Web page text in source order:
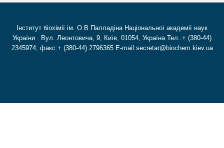
Інститут біохімії ім. О.В Палладіна Національної академії наук
України Вул. Леонтовича, 9, Київ, 01054, Україна Тел.:+ (380-44)
2345974; факс:+ (380-44) 2796365 E-mail:secretar@biochem.kiev.ua